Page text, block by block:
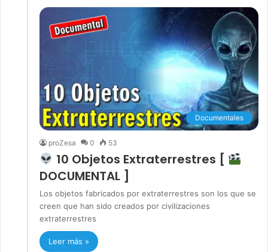
Documentales
proZesa 0 53
10 Objetos Extraterrestres [
DOCUMENTAL ]
Los objetos fabricados por extraterrestres son los que se
creen que han sido creados por civilizaciones
extraterrestres
Leer más »